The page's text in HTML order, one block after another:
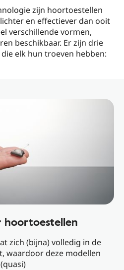
zijn hoortoestellen
en effectiever dan ooit
verschillende vormen,
beschikbaar. Er zijn drie
elk hun troeven hebben:
zich (bijna) volledig in de
waardoor deze modellen
(quasi)